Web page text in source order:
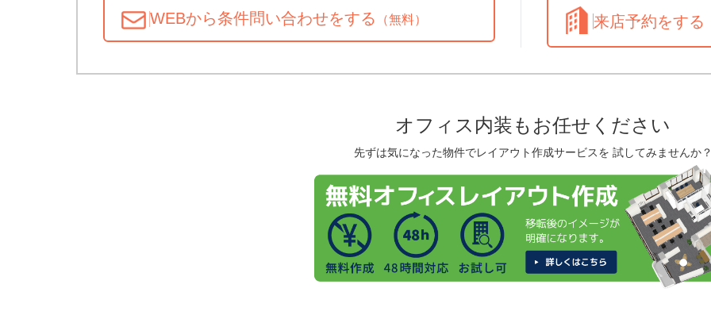
WEBから条件問い合わせをする （無料） 来店予約をする
オフィス内装もお任せください
先ずは気になった物件でレイアウト作成サービスを 試してみませんか